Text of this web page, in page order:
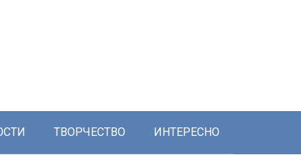
ТВОРЧЕСТВО ИНТЕРЕСНО